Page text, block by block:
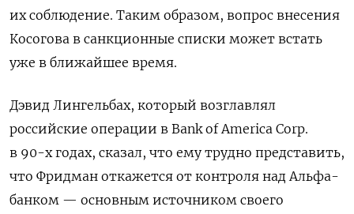
их соблюдение. Таким образом, вопрос внесения
Косогова в санкционные списки может встать
уже в ближайшее время.
Дэвид Лингельбах, который возглавлял
российские операции в Bank of America Corp.
в 90-х годах, сказал, что ему трудно представить,
что Фридман откажется от контроля над Альфа-
банком — основным источником своего